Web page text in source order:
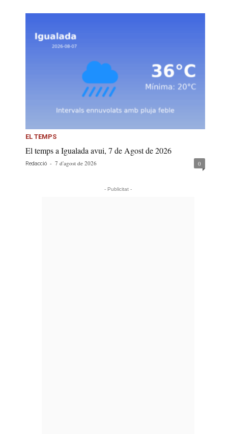
EL TEMPS
El temps a Igualada avui, 7 de Agost de 2026
Redacció - 7 d'agost de 2026 0
- Publicitat -